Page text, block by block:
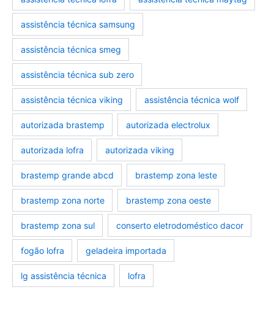
assistência técnica samsung
assistência técnica smeg
assistência técnica sub zero
assistência técnica viking assistência técnica wolf
autorizada brastemp autorizada electrolux
autorizada lofra autorizada viking
brastemp grande abcd brastemp zona leste
brastemp zona norte brastemp zona oeste
brastemp zona sul conserto eletrodoméstico dacor
fogão lofra geladeira importada
lg assistência técnica lofra